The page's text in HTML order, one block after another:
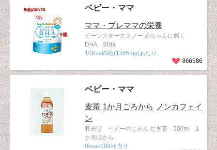
ベビー・ママ
ママ・プレママの栄養
ビーンスタークスノー 赤ちゃんに届く
DHA 90粒
10Kcal/3粒(1365mg)あたり
866586
ベビー・ママ
麦茶 1か月ごろから
ノンカフェイ
ン
和光堂 ベビーのじかん むぎ茶 500ml 1
か月頃から
0kcal/100ml当り